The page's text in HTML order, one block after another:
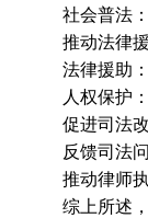
社会普法
推动法律
法律援助
人权保护
促进司法
反馈司法
推动律师
综上所述